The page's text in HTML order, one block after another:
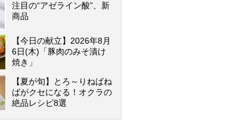
注目の“アゼライン酸”、新
商品
【今日の献立】2026年8月
6日(木)「豚肉のみそ漬け
焼き」
【夏が旬】とろ～りねばね
ばがクセになる！オクラの
絶品レシピ8選